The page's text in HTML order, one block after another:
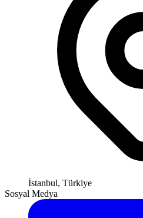
İstanbul, Türkiye
Sosyal Medya